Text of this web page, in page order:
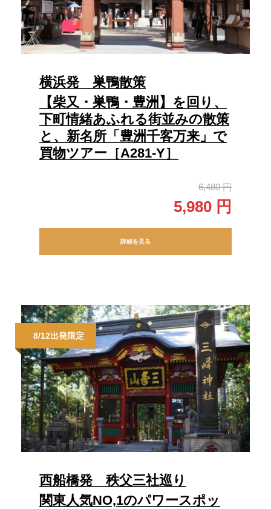
横浜発 巣鴨散策
【柴又・巣鴨・豊洲】を回り、
下町情緒あふれる街並みの散策
と、新名所「豊洲千客万来」で
買物ツアー［A281-Y］
6,480 円
5,980 円
詳細を見る
8/12出発限定
西船橋発 秩父三社巡り
関東人気NO,1のパワースポッ